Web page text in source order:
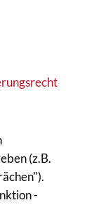
(z.B.
-